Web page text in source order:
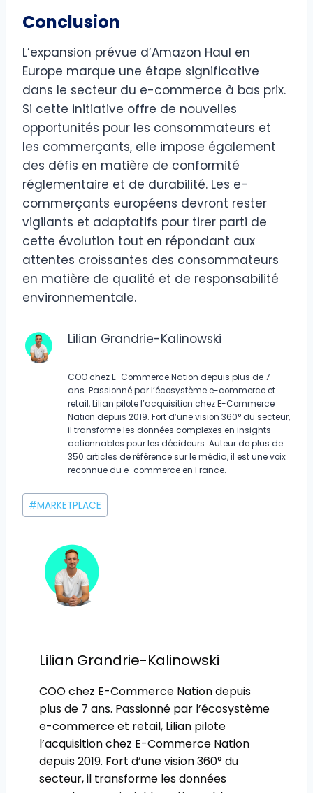
Conclusion
L’expansion prévue d’Amazon Haul en
Europe marque une étape significative
dans le secteur du e-commerce à bas prix.
Si cette initiative offre de nouvelles
opportunités pour les consommateurs et
les commerçants, elle impose également
des défis en matière de conformité
réglementaire et de durabilité. Les e-
commerçants européens devront rester
vigilants et adaptatifs pour tirer parti de
cette évolution tout en répondant aux
attentes croissantes des consommateurs
en matière de qualité et de responsabilité
environnementale.
Lilian Grandrie-Kalinowski
COO chez E-Commerce Nation depuis plus de 7
ans. Passionné par l’écosystème e-commerce et
retail, Lilian pilote l’acquisition chez E-Commerce
Nation depuis 2019. Fort d’une vision 360° du secteur,
il transforme les données complexes en insights
actionnables pour les décideurs. Auteur de plus de
350 articles de référence sur le média, il est une voix
reconnue du e-commerce en France.
Étiquettes
de
publication :
#MARKETPLACE
Lilian Grandrie-Kalinowski
COO chez E-Commerce Nation depuis
plus de 7 ans. Passionné par l’écosystème
e-commerce et retail, Lilian pilote
l’acquisition chez E-Commerce Nation
depuis 2019. Fort d’une vision 360° du
secteur, il transforme les données